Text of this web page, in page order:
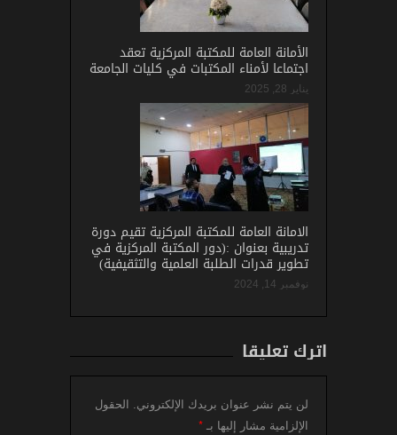
الأمانة العامة للمكتبة المركزية تعقد
اجتماعا لأمناء المكتبات في كليات الجامعة
يناير 28, 2025
الامانة العامة للمكتبة المركزية تقيم دورة
تدريبية بعنوان :(دور المكتبة المركزية في
تطوير قدرات الطلبة العلمية والتثقيفية)
نوفمبر 14, 2024
اترك تعليقاً
لن يتم نشر عنوان بريدك الإلكتروني.
الحقول
الإلزامية مشار إليها بـ *